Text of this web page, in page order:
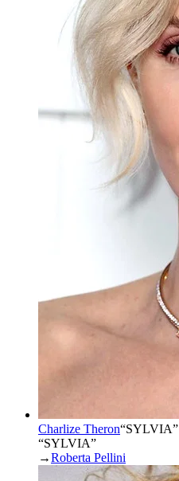
Charlize Theron“SYLVIA”
“SYLVIA”
→Roberta Pellini